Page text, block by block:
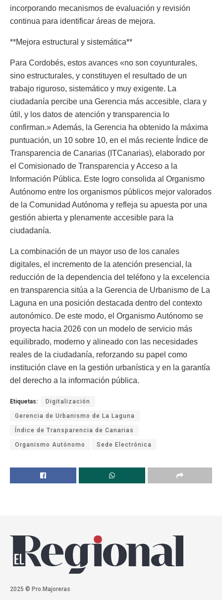
incorporando mecanismos de evaluación y revisión
continua para identificar áreas de mejora.
**Mejora estructural y sistemática**
Para Cordobés, estos avances «no son coyunturales,
sino estructurales, y constituyen el resultado de un
trabajo riguroso, sistemático y muy exigente. La
ciudadanía percibe una Gerencia más accesible, clara y
útil, y los datos de atención y transparencia lo
confirman.» Además, la Gerencia ha obtenido la máxima
puntuación, un 10 sobre 10, en el más reciente Índice de
Transparencia de Canarias (ITCanarias), elaborado por
el Comisionado de Transparencia y Acceso a la
Información Pública. Este logro consolida al Organismo
Autónomo entre los organismos públicos mejor valorados
de la Comunidad Autónoma y refleja su apuesta por una
gestión abierta y plenamente accesible para la
ciudadanía.
La combinación de un mayor uso de los canales
digitales, el incremento de la atención presencial, la
reducción de la dependencia del teléfono y la excelencia
en transparencia sitúa a la Gerencia de Urbanismo de La
Laguna en una posición destacada dentro del contexto
autonómico. De este modo, el Organismo Autónomo se
proyecta hacia 2026 con un modelo de servicio más
equilibrado, moderno y alineado con las necesidades
reales de la ciudadanía, reforzando su papel como
institución clave en la gestión urbanística y en la garantía
del derecho a la información pública.
Etiquetas: Digitalización
Gerencia de Urbanismo de La Laguna
Índice de Transparencia de Canarias
Organismo Autónomo Sede Electrónica
2025 © Pro.Majoreras